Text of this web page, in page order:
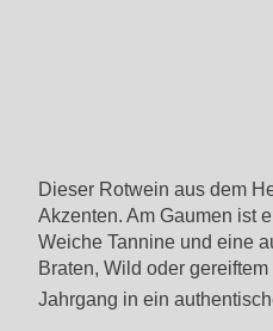
Dieser Rotwein aus dem
Akzenten. Am Gaumen ist
Weiche Tannine und eine
Braten, Wild oder
Jahrgang in ein